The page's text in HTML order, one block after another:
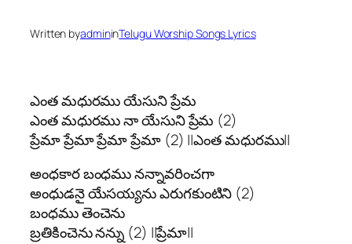
Written byadmininTelugu Worship Songs Lyrics
ఎంత మధురము యేసుని ప్రేమ
ఎంత మధురము నా యేసుని ప్రేమ (2)
ప్రేమా ప్రేమా ప్రేమా ప్రేమా (2) ||ఎంత మధురము||
అంధకార బంధము నన్నావరించగా
అంధుడనై యేసయ్యను ఎరుగకుంటిని (2)
బంధము తెంచెను
బ్రతికించెను నన్ను (2) ||ప్రేమా||